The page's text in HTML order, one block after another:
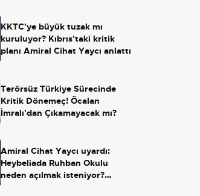
KKTC'ye büyük tuzak mı
kuruluyor? Kıbrıs'taki kritik
planı Amiral Cihat Yaycı anlattı
Terörsüz Türkiye Sürecinde
Kritik Dönemeç! Öcalan
İmralı'dan Çıkamayacak mı?
Amiral Cihat Yaycı uyardı:
Heybeliada Ruhban Okulu
neden açılmak isteniyor?